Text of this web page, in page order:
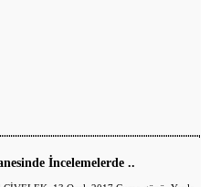
İncelemelerde ..